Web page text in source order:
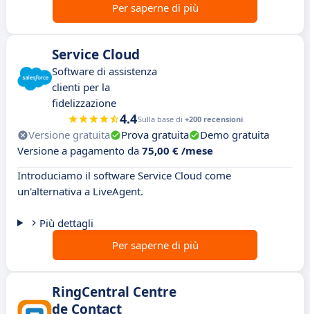
Per saperne di più
Service Cloud
Software di assistenza
clienti per la
fidelizzazione
4.4Sulla base di +200 recensioni
Versione gratuita Prova gratuita
Demo gratuita
Versione a pagamento da 75,00 € /mese
Introduciamo il software Service Cloud come
un'alternativa a LiveAgent.
Più dettagli
Per saperne di più
RingCentral Centre
de Contact